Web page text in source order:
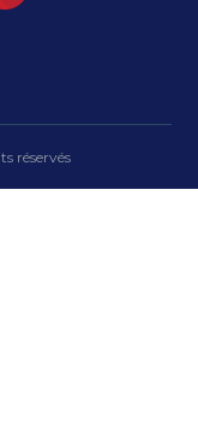
réservés